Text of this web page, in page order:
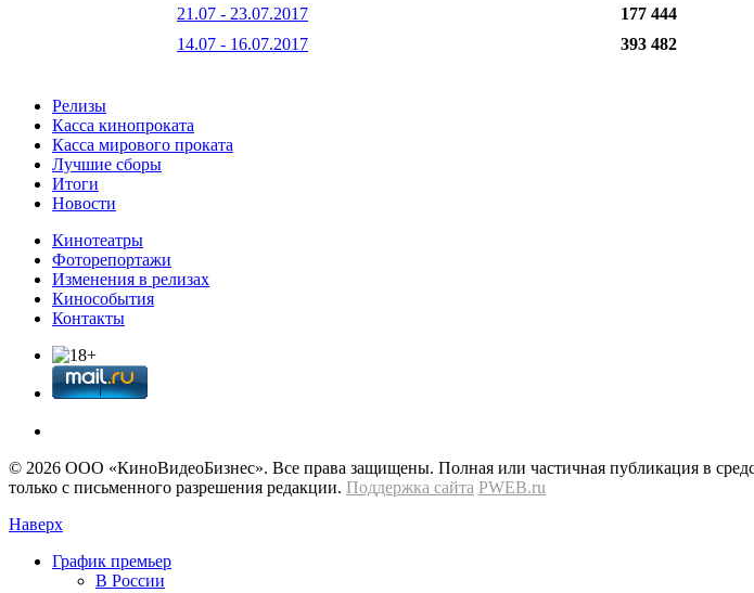
21.07 - 23.07.2017
177 444
14.07 - 16.07.2017
393 482
Релизы
Касса кинопроката
Касса мирового проката
Лучшие сборы
Итоги
Новости
Кинотеатры
Фоторепортажи
Изменения в релизах
Кинособытия
Контакты
© 2026 OOО «КиноВидеоБизнес». Все права защищены. Полная или частичная публикация в
только с письменного разрешения редакции. Поддержка сайта PWEB.ru
Наверх
График премьер
В России